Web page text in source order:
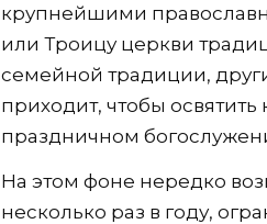
крупнейшими
или Троицу церкви
семейной традиции,
приходит, чтобы
праздничном
На этом фоне нередко
несколько раз в году,